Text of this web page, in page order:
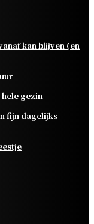
kan blijven (en
gezin
fijn dagelijks